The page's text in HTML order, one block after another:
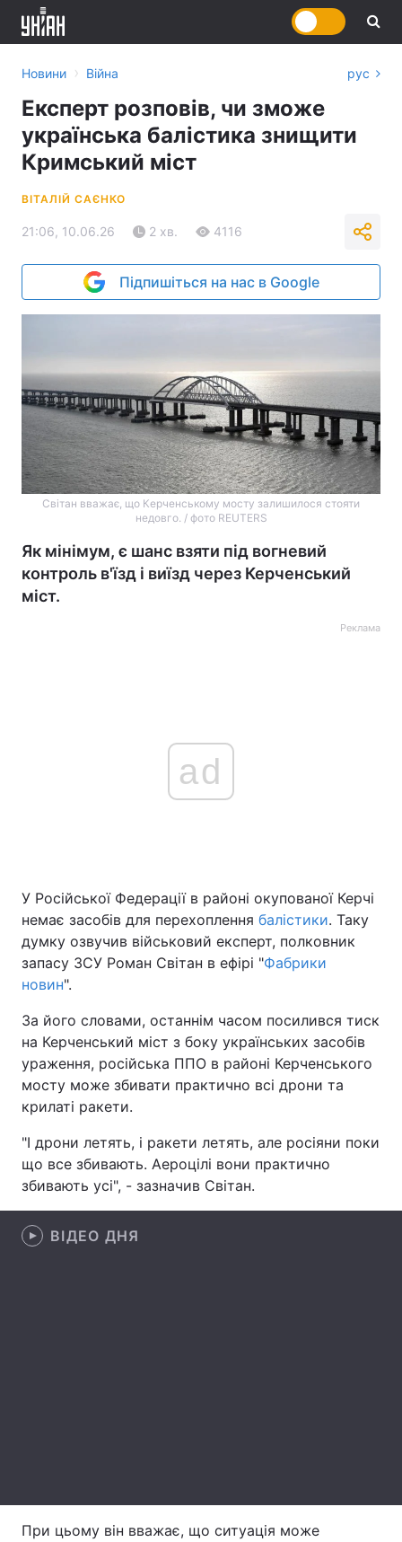
Україна Політика
Економіка Світ
Техно і зв'язок Лайт
Зброя Інциденти
Здоров'я
Цікавинки Погода
Лонгріди
Новини › Війна рус
Експерт розповів, чи зможе
українська балістика знищити
Кримський міст
ВІТАЛІЙ САЄНКО
21:06, 10.06.26 2 хв. 4116
Підпишіться на нас в Google
Світан вважає, що Керченському мосту залишилося стояти
недовго. / фото REUTERS
Як мінімум, є шанс взяти під вогневий
контроль в'їзд і виїзд через Керченський
міст.
Реклама
ad
У Російської Федерації в районі окупованої Керчі
немає засобів для перехоплення балістики. Таку
думку озвучив військовий експерт, полковник
запасу ЗСУ Роман Світан в ефірі "Фабрики
новин".
За його словами, останнім часом посилився тиск
на Керченський міст з боку українських засобів
ураження, російська ППО в районі Керченського
мосту може збивати практично всі дрони та
крилаті ракети.
"І дрони летять, і ракети летять, але росіяни поки
що все збивають. Аероцілі вони практично
збивають усі", - зазначив Світан.
ВІДЕО ДНЯ
При цьому він вважає, що ситуація може